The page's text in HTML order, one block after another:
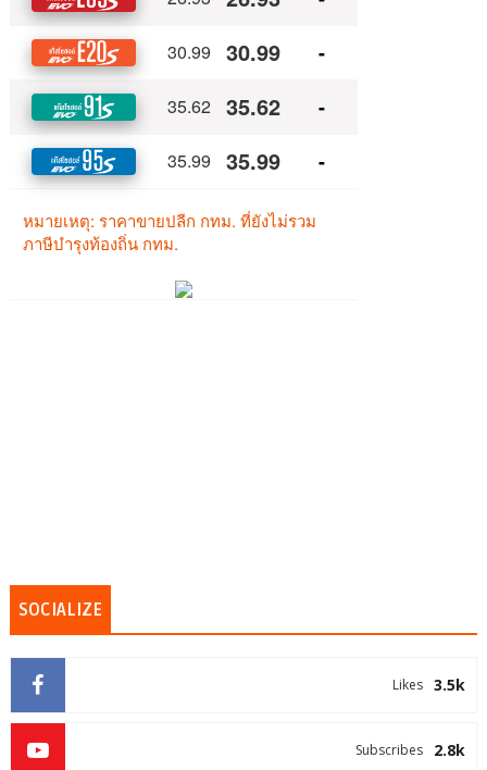
SOCIALIZE
3.5k
Likes
2.8k
Subscribes